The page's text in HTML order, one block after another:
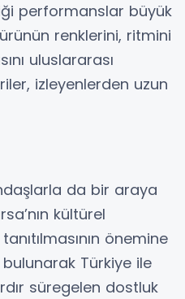
performanslar büyük
renklerini, ritmini
uluslararası
izleyenlerden uzun
da bir araya
kültürel
önemine
Türkiye ile
süregelen dostluk